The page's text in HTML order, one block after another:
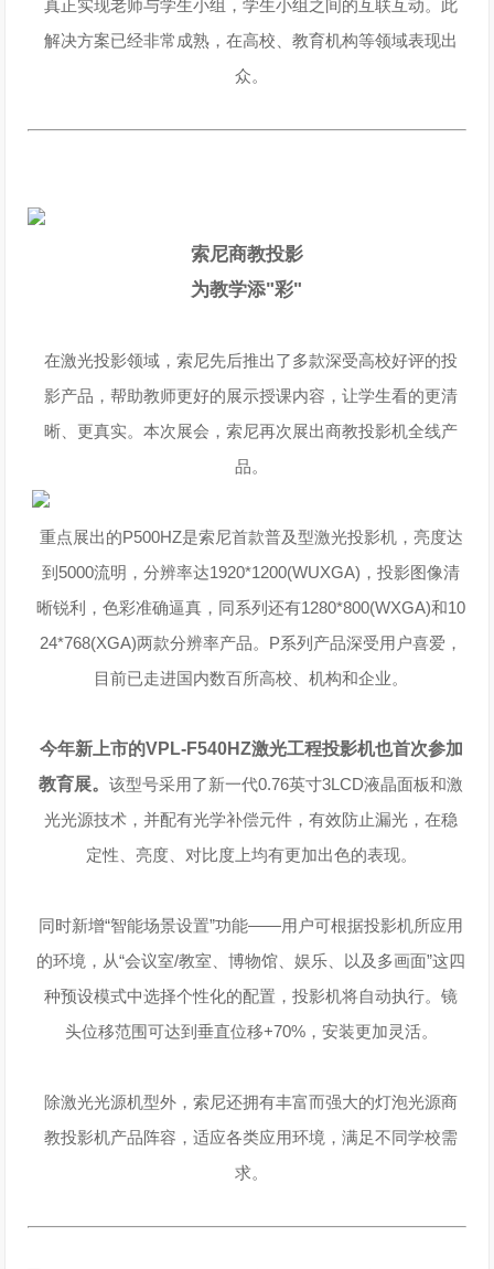
真正实现老师与学生小组，学生小组之间的互联互动。此
解决方案已经非常成熟，在高校、教育机构等领域表现出
众。
索尼商教投影
为教学添"彩"
在激光投影领域，索尼先后推出了多款深受高校好评的投
影产品，帮助教师更好的展示授课内容，让学生看的更清
晰、更真实。本次展会，索尼再次展出商教投影机全线产
品。
重点展出的P500HZ是索尼首款普及型激光投影机，亮度达
到5000流明，分辨率达1920*1200(WUXGA)，投影图像清
晰锐利，色彩准确逼真，同系列还有1280*800(WXGA)和10
24*768(XGA)两款分辨率产品。P系列产品深受用户喜爱，
目前已走进国内数百所高校、机构和企业。
今年新上市的VPL-F540HZ激光工程投影机也首次参加
教育展。该型号采用了新一代0.76英寸3LCD液晶面板和激
光光源技术，并配有光学补偿元件，有效防止漏光，在稳
定性、亮度、对比度上均有更加出色的表现。
同时新增“智能场景设置”功能——用户可根据投影机所应用
的环境，从“会议室/教室、博物馆、娱乐、以及多画面”这四
种预设模式中选择个性化的配置，投影机将自动执行。镜
头位移范围可达到垂直位移+70%，安装更加灵活。
除激光光源机型外，索尼还拥有丰富而强大的灯泡光源商
教投影机产品阵容，适应各类应用环境，满足不同学校需
求。